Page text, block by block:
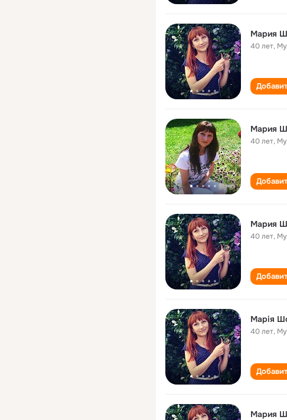
Мария
40 лет,
Мария
40 лет,
Мария
40 лет,
Марія
40 лет,
Мария